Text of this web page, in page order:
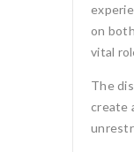
on
vital
The
create